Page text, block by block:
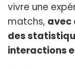
vivre une
matchs, avec
des
interactions